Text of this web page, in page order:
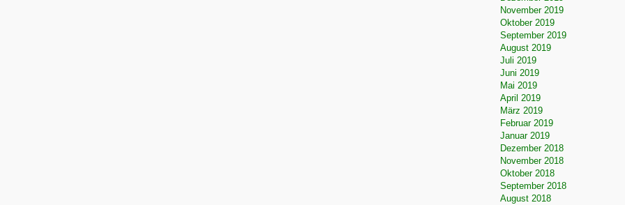
November 2019
Oktober 2019
September 2019
August 2019
Juli 2019
Juni 2019
Mai 2019
April 2019
März 2019
Februar 2019
Januar 2019
Dezember 2018
November 2018
Oktober 2018
September 2018
August 2018